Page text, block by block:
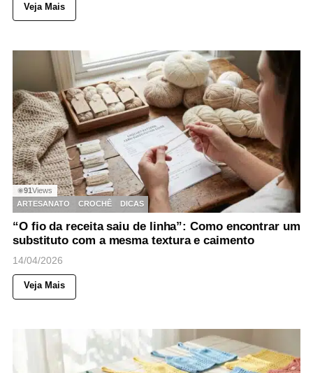
Veja Mais
◉91Views
ARTESANATO
CROCHÊ DICAS
“O fio da receita saiu de linha”: Como encontrar um
substituto com a mesma textura e caimento
14/04/2026
Veja Mais